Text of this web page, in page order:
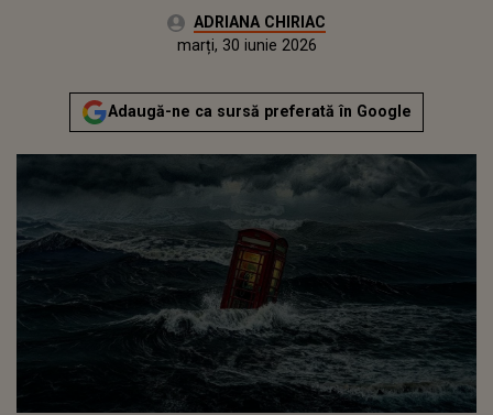
Autor:ADRIANA CHIRIAC
Actualizat:
marți, 30 iunie 2026
Adaugă-ne ca sursă preferată în Google